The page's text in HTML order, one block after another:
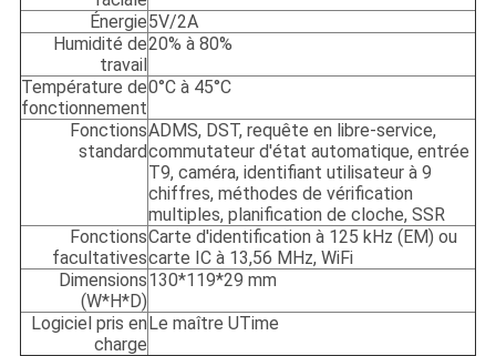
Énergie5V/2A
Humidité de
travail
20% à 80%
Température de
fonctionnement
0°C à 45°C
Fonctions
standard
ADMS, DST, requête en libre-service,
commutateur d'état automatique, entrée
T9, caméra, identifiant utilisateur à 9
chiffres, méthodes de vérification
multiples, planification de cloche, SSR
Fonctions
facultatives
Carte d'identification à 125 kHz (EM) ou
carte IC à 13,56 MHz, WiFi
Dimensions
(W*H*D)
130*119*29 mm
Logiciel pris en
charge
Le maître UTime